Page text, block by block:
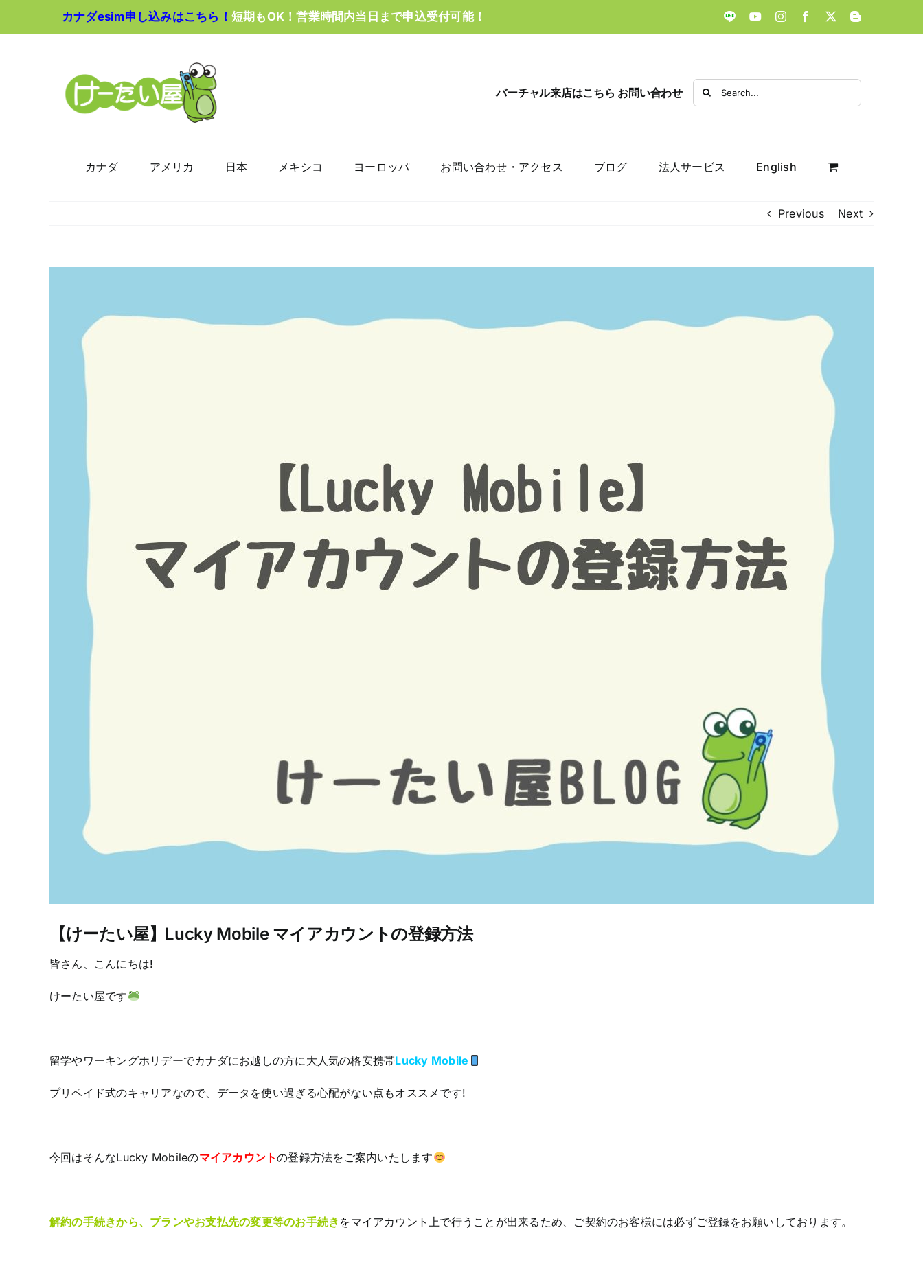
カナダesim申し込みはこちら！ 短期もOK！営業時間内当日まで申込受付可能！ LINE YouTubeInstagramFacebook
X Blogger
バーチャル来店はこちら お問い合わせ
Search
for:
カナダ アメリカ 日本 メキシコ ヨーロッパ お問い合わせ・アクセス ブログ 法人サービス English
Previous Next
【けーたい屋】Lucky Mobile マイアカウントの登録方法
皆さん、こんにちは!
けーたい屋です
留学やワーキングホリデーでカナダにお越しの方に大人気の格安携帯Lucky Mobile
プリペイド式のキャリアなので、データを使い過ぎる心配がない点もオススメです!
今回はそんなLucky Mobileのマイアカウントの登録方法をご案内いたします
解約の手続きから、プランやお支払先の変更等のお手続き をマイアカウント上で行うことが出来るため、ご契約のお客様には必ずご登録をお願いしております。